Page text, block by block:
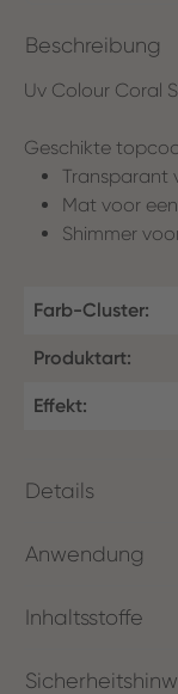
Beschreibung
Uv Colour Coral
Geschikte
Transparant
Mat voor
Shimmer
Farb-Cluster:
Produktart:
Effekt:
Details
Anwendung
Inhaltsstoffe